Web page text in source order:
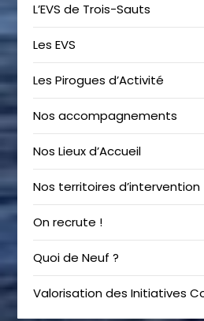
L’EVS de Trois-Sauts
Les EVS
Les Pirogues d’Activité
Nos accompagnements
Nos Lieux d’Accueil
Nos territoires d’intervention
On recrute !
Quoi de Neuf ?
Valorisation des Initiatives